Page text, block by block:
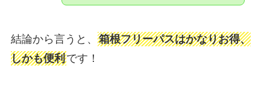
結論から言うと、 箱根フリーパスはかなりお得、
しかも便利です！